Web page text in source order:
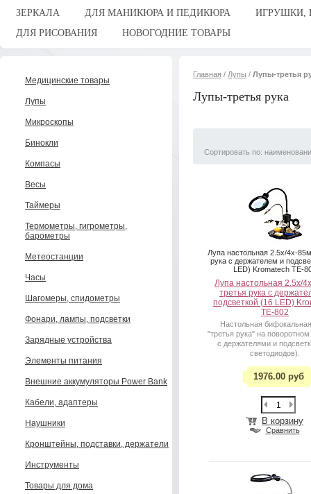
ЗЕРКАЛА
ДЛЯ МАНИКЮРА И ПЕДИКЮРА
ИГРУШКИ,
ДЛЯ РИСОВАНИЯ
НОВОГОДНИЕ ТОВАРЫ
Медицинские товары
Лупы
Микроскопы
Бинокли
Компасы
Весы
Таймеры
Термометры, гигрометры,
барометры
Метеостанции
Часы
Шагомеры, спидометры
Фонари, лампы, подсветки
Зарядные устройства
Элементы питания
Внешние аккумуляторы Power Bank
Кабели, адаптеры
Наушники
Кронштейны, подставки, держатели
Инструменты
Товары для дома
Главная / Лупы / Лупы-третья
Лупы-третья рука
Сортировать по:
Лупа настольная 2.5x/4x-
рука с держателем и
LED) Kromatech TE-
Лупа настольная 2.5x/
третья рука с
подсветкой (16 LED)
TE-802
Настольная
"третья рука" на
с держателями и
светодиодов).
1976.00 руб
В корзину
Сравнить